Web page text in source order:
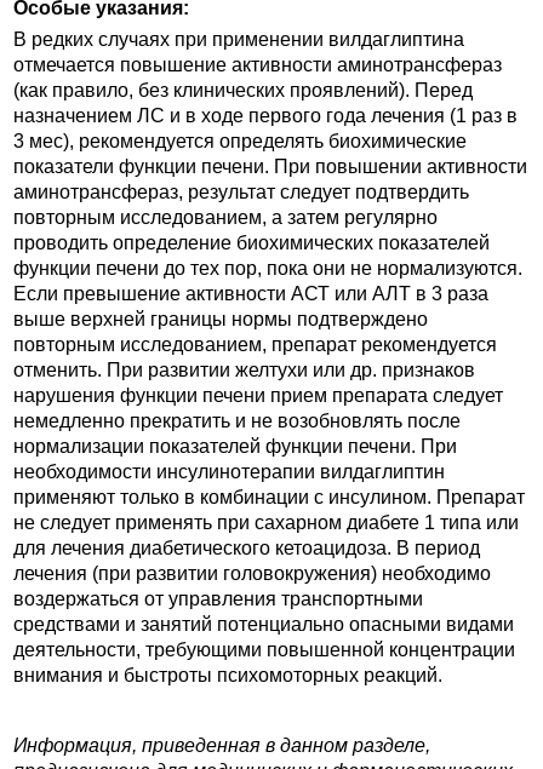
Особые указания:
В редких случаях при применении вилдаглиптина
отмечается повышение активности аминотрансфераз
(как правило, без клинических проявлений). Перед
назначением ЛС и в ходе первого года лечения (1 раз в
3 мес), рекомендуется определять биохимические
показатели функции печени. При повышении активности
аминотрансфераз, результат следует подтвердить
повторным исследованием, а затем регулярно
проводить определение биохимических показателей
функции печени до тех пор, пока они не нормализуются.
Если превышение активности АСТ или АЛТ в 3 раза
выше верхней границы нормы подтверждено
повторным исследованием, препарат рекомендуется
отменить. При развитии желтухи или др. признаков
нарушения функции печени прием препарата следует
немедленно прекратить и не возобновлять после
нормализации показателей функции печени. При
необходимости инсулинотерапии вилдаглиптин
применяют только в комбинации с инсулином. Препарат
не следует применять при сахарном диабете 1 типа или
для лечения диабетического кетоацидоза. В период
лечения (при развитии головокружения) необходимо
воздержаться от управления транспортными
средствами и занятий потенциально опасными видами
деятельности, требующими повышенной концентрации
внимания и быстроты психомоторных реакций.
Информация, приведенная в данном разделе,